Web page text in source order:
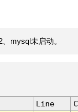
mysql未启动。
Line